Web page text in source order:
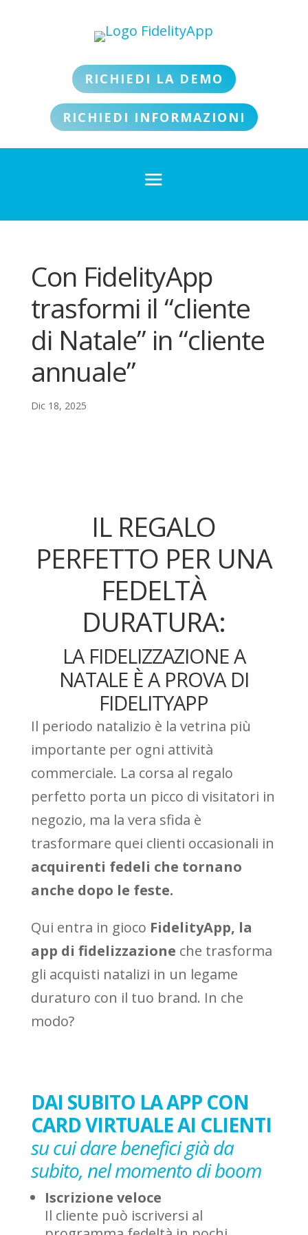
RICHIEDI LA DEMO
RICHIEDI INFORMAZIONI
Con FidelityApp
trasformi il “cliente
di Natale” in “cliente
annuale”
Dic 18, 2025
IL REGALO
PERFETTO PER UNA
FEDELTÀ
DURATURA:
LA FIDELIZZAZIONE A
NATALE È A PROVA DI
FIDELITYAPP
Il periodo natalizio è la vetrina più
importante per ogni attività
commerciale. La corsa al regalo
perfetto porta un picco di visitatori in
negozio, ma la vera sfida è
trasformare quei clienti occasionali in
acquirenti fedeli che tornano
anche dopo le feste.
Qui entra in gioco FidelityApp, la
app di fidelizzazione che trasforma
gli acquisti natalizi in un legame
duraturo con il tuo brand. In che
modo?
DAI SUBITO LA APP CON
CARD VIRTUALE AI CLIENTI
su cui dare benefici già da
subito, nel momento di boom
Iscrizione veloce
Il cliente può iscriversi al